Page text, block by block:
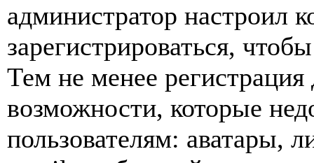
администратор
зарегистрироваться,
Тем не менее
возможности, которые
пользователям: аватары,